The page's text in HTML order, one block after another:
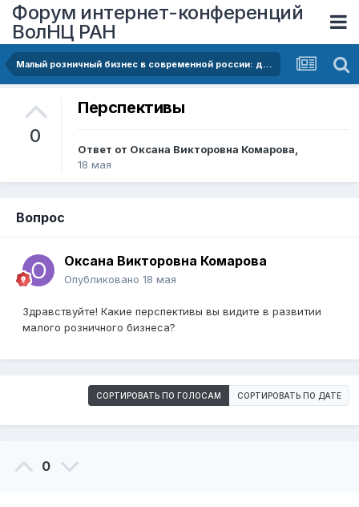
Форум интернет-конференций
ВолНЦ РАН
Малый розничный бизнес в современной россии: динамика закрытий, проблема цифровой нестабильности и меры государственной поддержки
0
Перспективы
Ответ от Оксана Викторовна Комарова,
18 мая
Вопрос
Оксана Викторовна Комарова
Опубликовано 18 мая
Здравствуйте! Какие перспективы вы видите в развитии
малого розничного бизнеса?
СОРТИРОВАТЬ ПО ГОЛОСАМ СОРТИРОВАТЬ ПО ДАТЕ
0